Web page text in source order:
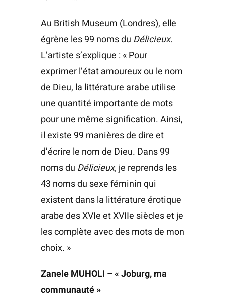
Au British Museum (Londres), elle
égrène les 99 noms du Délicieux.
L’artiste s’explique : « Pour
exprimer l’état amoureux ou le nom
de Dieu, la littérature arabe utilise
une quantité importante de mots
pour une même signification. Ainsi,
il existe 99 manières de dire et
d’écrire le nom de Dieu. Dans 99
noms du Délicieux, je reprends les
43 noms du sexe féminin qui
existent dans la littérature érotique
arabe des XVIe et XVIIe siècles et je
les complète avec des mots de mon
choix. »
Zanele MUHOLI – « Joburg, ma
communauté »